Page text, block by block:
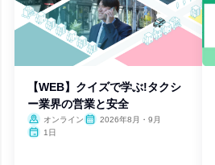
【WEB】クイズで学ぶ!タクシ
ー業界の営業と安全
オンライン
2026年8月・9月
1日